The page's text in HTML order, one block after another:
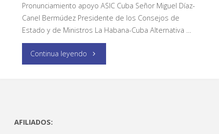
Pronunciamiento apoyo ASIC Cuba Señor Miguel Díaz-
Canel Bermúdez Presidente de los Consejos de
Estado y de Ministros La Habana-Cuba Alternativa …
Continua leyendo
AFILIADOS: